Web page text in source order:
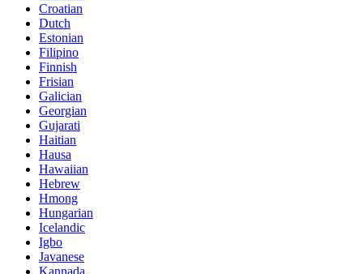
Croatian
Dutch
Estonian
Filipino
Finnish
Frisian
Galician
Georgian
Gujarati
Haitian
Hausa
Hawaiian
Hebrew
Hmong
Hungarian
Icelandic
Igbo
Javanese
Kannada